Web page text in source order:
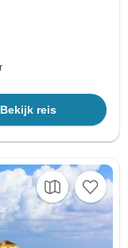
Bekijk reis